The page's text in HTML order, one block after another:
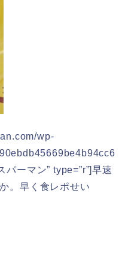
wp-
ーマン” type=”r”]早速
。早く食レポせい